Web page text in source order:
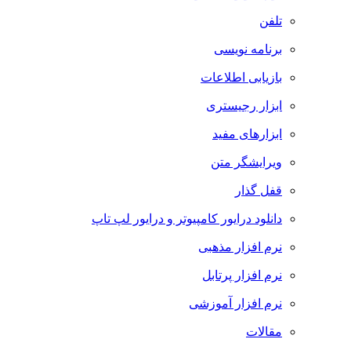
تلفن
برنامه نویسی
بازیابی اطلاعات
ابزار رجیستری
ابزارهای مفید
ویرایشگر متن
قفل گذار
دانلود درایور کامپیوتر و درایور لپ تاپ
نرم افزار مذهبی
نرم افزار پرتابل
نرم افزار آموزشی
مقالات